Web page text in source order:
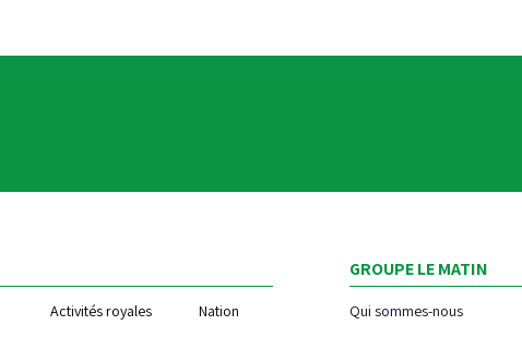
Activités royales
Nation
GROUPE LE MATIN
Qui sommes-nous